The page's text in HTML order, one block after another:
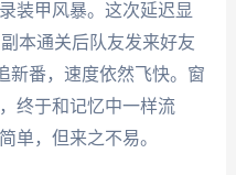
装甲风暴。这次延迟显
本通关后队友发来好友
新番，速度依然飞快。窗
终于和记忆中一样流
单，但来之不易。